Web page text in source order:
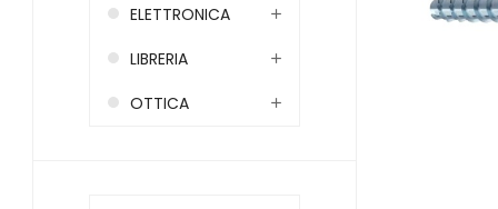
ELETTRONICA
LIBRERIA
OTTICA